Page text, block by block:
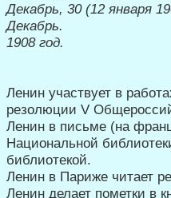
Декабрь, 30 (12 января
Декабрь.
1908 год.
Ленин участвует в
резолюции V
Ленин в письме (на
Национальной
библио­текой.
Ленин в Париже читает
Ленин делает пометки в